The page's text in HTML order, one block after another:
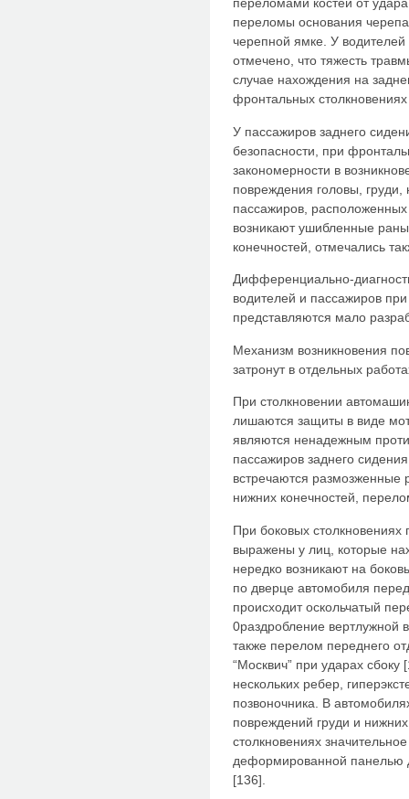
переломы основания
черепной ямке. У
отмечено, что тяжесть
случае нахождения на
фронтальных
У пассажиров заднего
безопасности, при
закономерности в
повреждения головы,
пассажиров,
возникают ушибленные
конечностей, отмечались
Дифференциально-
водителей и пассажиров
представляются мало
Механизм возникновения
затронут в отдельных
При столкновении
лишаются защиты в виде
являются ненадежным
пассажиров заднего
встречаются
нижних конечностей,
При боковых
выражены у лиц, которые
нередко возникают на
по дверце автомобиля
происходит оскольчатый
0раздробление
также перелом переднего
“Москвич” при ударах
нескольких ребер,
позвоночника. В
повреждений груди и
столкновениях
деформированной панелью
[136].